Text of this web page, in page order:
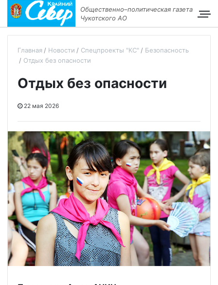
Общественно–политическая газета
Чукотского АО
Главная Новости Спецпроекты "КС"
Безопасность
Отдых без опасности
Отдых без опасности
22 мая 2026